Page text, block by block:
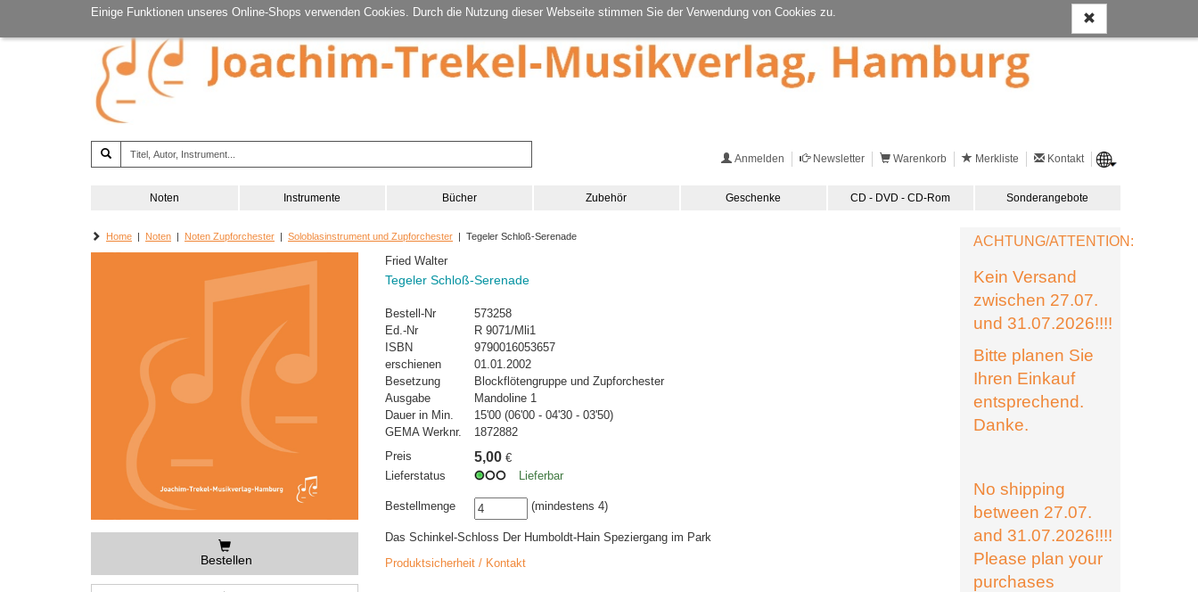
Einige Funktionen unseres Online-Shops verwenden Cookies. Durch die Nutzung dieser Webseite stimmen Sie der Verwendung von Cookies zu.
Anmelden Newsletter Warenkorb Merkliste Kontakt
Noten Instrumente Bücher Zubehör Geschenke CD - DVD - CD-Rom Sonderangebote
Home | Noten | Noten Zupforchester | Soloblasinstrument und Zupforchester | Tegeler Schloß-Serenade
Bestellen
Fried Walter
Tegeler Schloß-Serenade
Bestell-Nr
573258
Ed.-Nr
R 9071/Mli1
ISBN
9790016053657
erschienen
01.01.2002
Besetzung
Blockflötengruppe und Zupforchester
Ausgabe
Mandoline 1
Dauer in Min.
15'00 (06'00 - 04'30 - 03'50)
GEMA Werknr.
1872882
Preis
5,00 €
Lieferstatus
Lieferbar
Bestellmenge (mindestens 4)
Das Schinkel-Schloss Der Humboldt-Hain Speziergang im Park
Produktsicherheit / Kontakt
ACHTUNG/ATTENTION:
Kein Versand
zwischen 27.07.
und 31.07.2026!!!!
Bitte planen Sie
Ihren Einkauf
entsprechend.
Danke.
No shipping
between 27.07.
and 31.07.2026!!!!
Please plan your
purchases